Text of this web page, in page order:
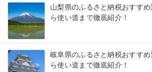
山梨県のふるさと納税おすす
ら使い道まで徹底紹介！
岐阜県のふるさと納税おすす
ら使い道まで徹底紹介！